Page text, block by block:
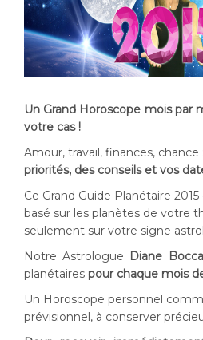
Un Grand Horoscope mois par
votre cas !
Amour, travail, finances,
priorités, des conseils et vos
Ce Grand Guide Planétaire
basé sur les planètes de votre
seulement sur votre signe
Notre Astrologue Diane
planétaires pour chaque mois
Un Horoscope personnel
prévisionnel, à conserver